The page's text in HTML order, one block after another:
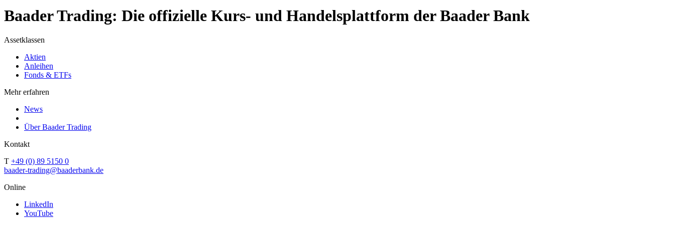
Baader Trading: Die offizielle Kurs- und Handelsplattform der Baader Bank
Assetklassen
Aktien
Anleihen
Fonds & ETFs
Mehr erfahren
News
Über Baader Trading
Kontakt
T +49 (0) 89 5150 0
baader-trading@baaderbank.de
Online
LinkedIn
YouTube